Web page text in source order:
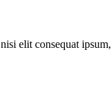
elit consequat